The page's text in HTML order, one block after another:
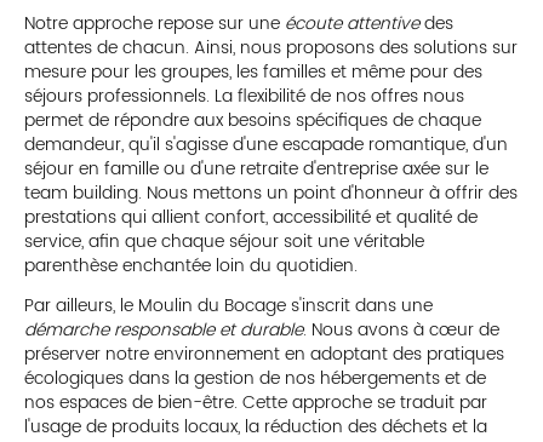
Notre approche repose sur une écoute attentivedes
attentes de chacun. Ainsi, nous proposons des solutions sur
mesure pour les groupes, les familles et même pour des
séjours professionnels. La flexibilité de nos offres nous
permet de répondre aux besoins spécifiques de chaque
demandeur, qu'il s'agisse d'une escapade romantique, d'un
séjour en famille ou d'une retraite d'entreprise axée sur le
team building. Nous mettons un point d'honneur à offrir des
prestations qui allient confort, accessibilité et qualité de
service, afin que chaque séjour soit une véritable
parenthèse enchantée loin du quotidien.
Par ailleurs, le Moulin du Bocage s'inscrit dans une
démarche responsable et durable. Nous avons à cœur de
préserver notre environnement en adoptant des pratiques
écologiques dans la gestion de nos hébergements et de
nos espaces de bien-être. Cette approche se traduit par
l'usage de produits locaux, la réduction des déchets et la